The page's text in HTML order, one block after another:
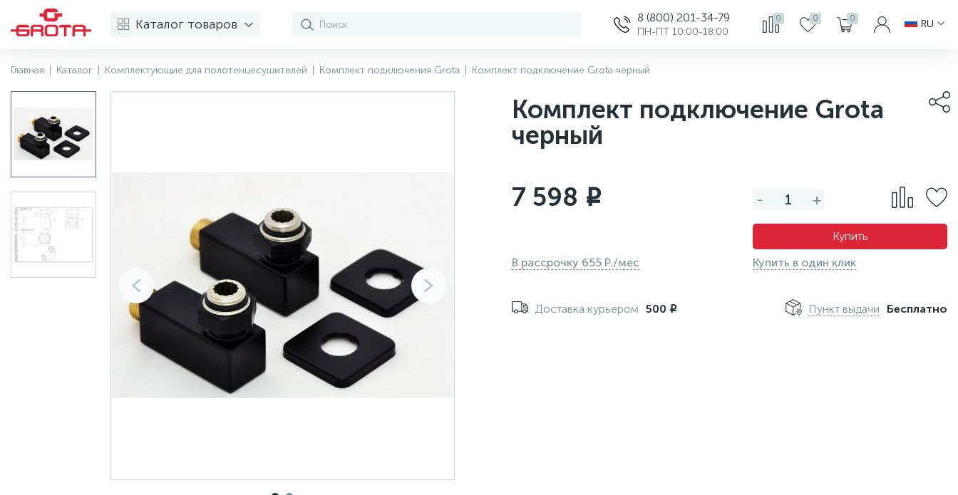
Каталог товаров 8 (800) 201-34-79
ПН-ПТ 10:00-18:00
0 0 0 RU
Главная Каталог Комплектующие для полотенцесушителей Комплект подключения Grota Комплект подключение Grota черный
Комплект подключение Grota
черный
7 598 i
В рассрочку 655 Р./мес
- +
Купить
Купить в один клик
Доставка курьером 500 i Пункт выдачи Бесплатно